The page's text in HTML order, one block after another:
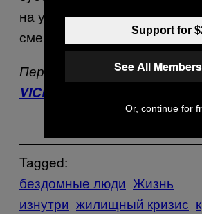
на улицах. Все бы увидели
смеялись бы надо мной.
Первоначально эта статья
VICE Germany
Tagged:
бездомные люди Жизнь
изнутри жилищный кризис
Support for
See All
Or, continue for